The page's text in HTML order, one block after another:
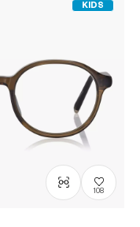
KIDS
108